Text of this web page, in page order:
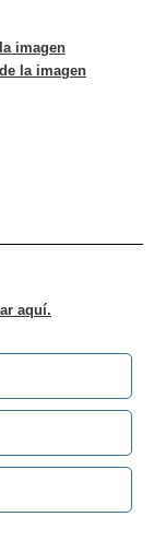
imagen
la imagen
aquí.